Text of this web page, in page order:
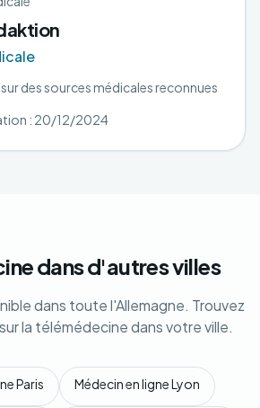
des sources médicales reconnues
: 20/12/2024
dans d'autres villes
dans toute l'Allemagne. Trouvez
la télémédecine dans votre ville.
Paris Médecin en ligne Lyon